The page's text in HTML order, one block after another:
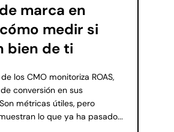
marca en
medir si
bien de ti
los CMO monitoriza ROAS,
conversión en sus
métricas útiles, pero
lo que ya ha pasado...